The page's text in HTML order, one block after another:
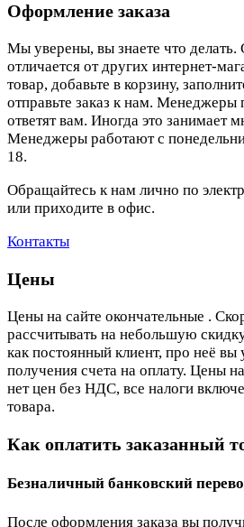
Оформление заказа
Мы уверены, вы знаете что делать.
отличается от других интернет-
товар, добавьте в корзину,
отправьте заказ к нам. Менеджеры
ответят вам. Иногда это занимает
Менеджеры работают с
18.
Обращайтесь к нам лично по
или приходите в офис.
Контакты
Цены
Цены на сайте окончательные .
рассчитывать на небольшую
как постоянный клиент, про неё вы
получения счета на оплату. Цены
нет цен без НДС, все налоги
товара.
Как оплатить заказанный
Безналичный банковский
После оформления заказа вы